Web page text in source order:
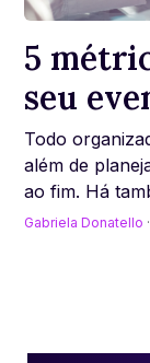
5
seu
Todo
além de
ao fim. Há
Gabriela Donatello